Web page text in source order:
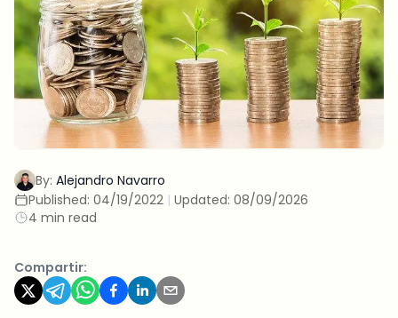
By: Alejandro Navarro
Published: 04/19/2022 | Updated: 08/09/2026
4 min read
Compartir: